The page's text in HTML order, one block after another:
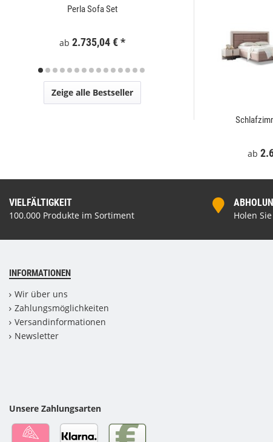
ab
Perla Sofa Set
ab 2.735,04 €*
Zeige alle Bestseller
VIELFÄLTIGKEIT
100.000 Produkte im Sortiment
Holen
INFORMATIONEN
Wir über uns
Zahlungsmöglichkeiten
Versandinformationen
Newsletter
Unsere Zahlungsarten